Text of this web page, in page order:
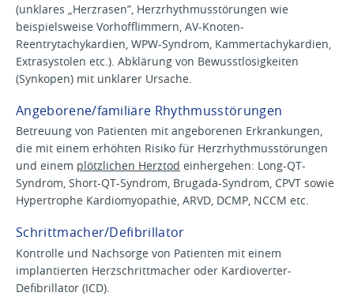
(unklares „Herzrasen”, Herzrhythmusstörungen wie
beispielsweise Vorhofflimmern, AV-Knoten-
Reentrytachykardien, WPW-Syndrom, Kammertachykardien,
Extrasystolen etc.). Abklärung von Bewusstlosigkeiten
(Synkopen) mit unklarer Ursache.
Angeborene/familiäre Rhythmusstörungen
Betreuung von Patienten mit angeborenen Erkrankungen,
die mit einem erhöhten Risiko für Herzrhythmusstörungen
und einem plötzlichen Herztod einhergehen: Long-QT-
Syndrom, Short-QT-Syndrom, Brugada-Syndrom, CPVT sowie
Hypertrophe Kardiomyopathie, ARVD, DCMP, NCCM etc.
Schrittmacher/Defibrillator
Kontrolle und Nachsorge von Patienten mit einem
implantierten Herzschrittmacher oder Kardioverter-
Defibrillator (ICD).